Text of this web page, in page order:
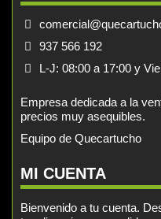
937 566 192
L-J: 08:00 a 17:00 y
Empresa dedicada a la
precios muy asequibles.
Equipo de Quecartucho
MI CUENTA
Bienvenido a tu cuenta.